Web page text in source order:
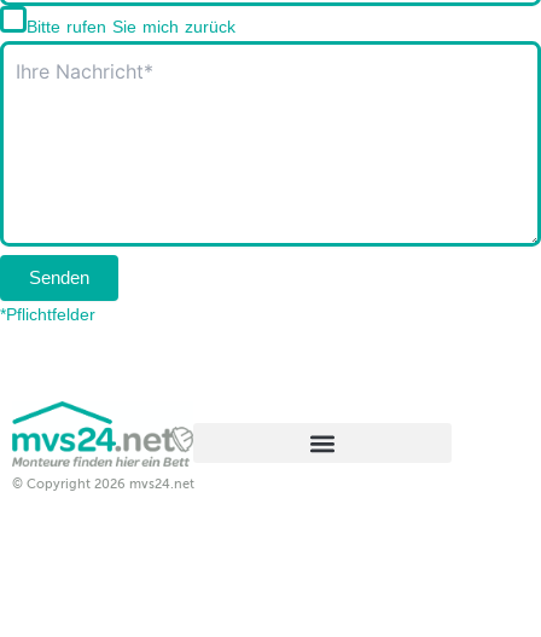
Bitte rufen Sie mich zurück
Senden
*Pflichtfelder
© Copyright 2026 mvs24.net